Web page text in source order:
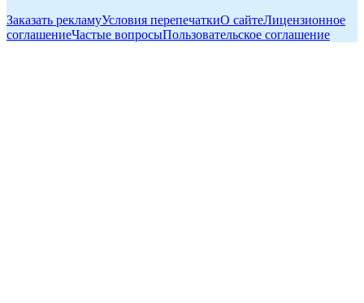
Заказать рекламуУсловия перепечаткиО сайтеЛицензионное
соглашениеЧастые вопросыПользовательское соглашение